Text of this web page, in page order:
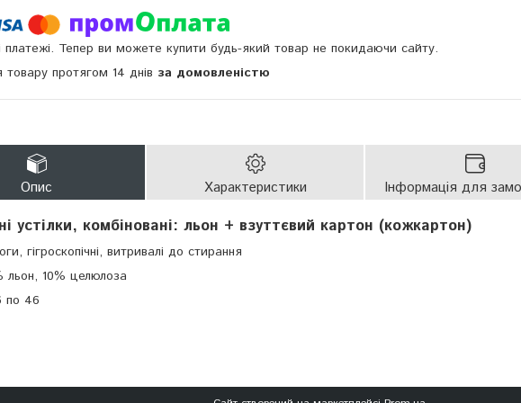
платежі. Тепер ви можете купити будь-який товар не покидаючи сайту.
товару протягом 14 днів за домовленістю
Опис Характеристики Інформація для
устілки, комбіновані: льон + взуттєвий картон (кожкартон)
гігроскопічні, витривалі до стирання
10% целюлоза
по 46